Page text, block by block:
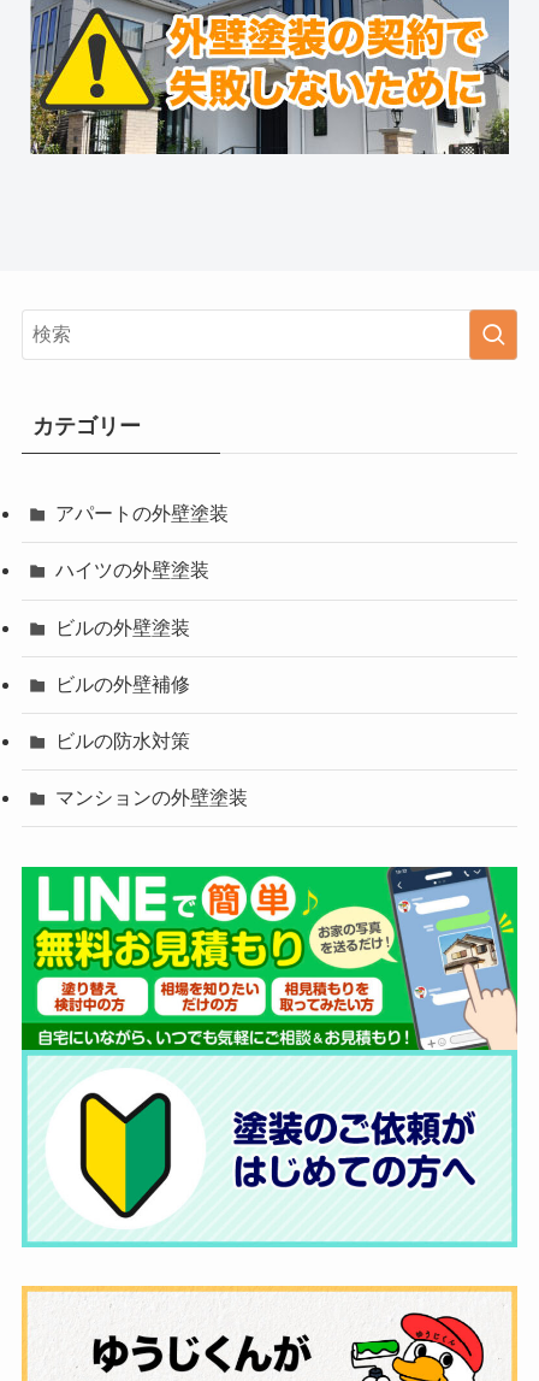
カテゴリー
アパートの外壁塗装
ハイツの外壁塗装
ビルの外壁塗装
ビルの外壁補修
ビルの防水対策
マンションの外壁塗装